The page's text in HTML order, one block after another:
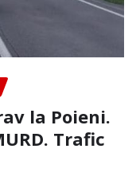
la Poieni.
Trafic